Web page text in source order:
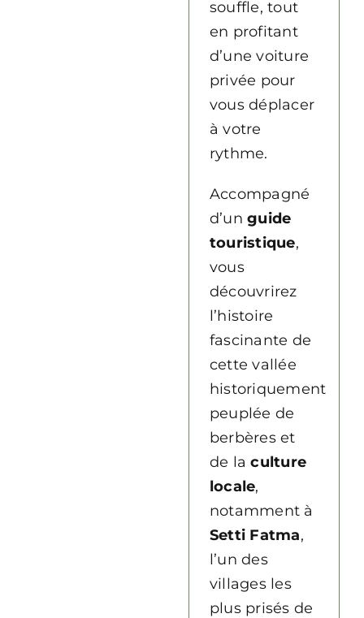
souffle, tout
en profitant
d’une voiture
privée pour
vous déplacer
à votre
rythme.
Accompagné
d’unguide
touristique,
vous
découvrirez
l’histoire
fascinante de
cette vallée
historiquement
peuplée de
berbères et
de la culture
locale,
notamment à
Setti Fatma,
l’un des
villages les
plus prisés de